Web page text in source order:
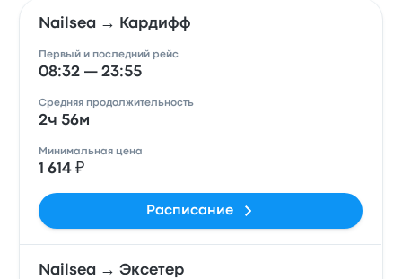
Nailsea → Кардифф
Первый и последний рейс
08:32 — 23:55
Средняя продолжительность
2ч 56м
Минимальная цена
1 614 ₽
Расписание
Nailsea → Эксетер